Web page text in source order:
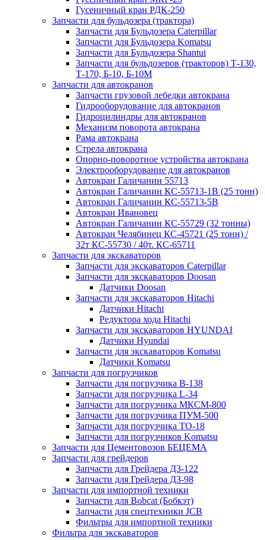
Гусеничный кран РДК-250
Запчасти для бульдозера (трактора)
Запчасти для Бульдозера Caterpillar
Запчасти для Бульдозера Komatsu
Запчасти для Бульдозера Shantui
Запчасти для бульдозеров (тракторов) Т-130,
Т-170, Б-10, Б-10М
Запчасти для автокранов
Запчасти грузовой лебедки автокрана
Гидрооборудование для автокранов
Гидроцилиндры для автокранов
Механизм поворота автокрана
Рама автокрана
Стрела автокрана
Опорно-поворотное устройства автокрана
Электрооборудование для автокранов
Автокран Галичанин 55713
Автокран Галичанин КС-55713-1В (25 тонн)
Автокран Галичанин КС-55713-5В
Автокран Ивановец
Автокран Галичанин КС-55729 (32 тонны)
Автокран Челябинец КС-45721 (25 тонн) /
32т КС-55730 / 40т. КС-65711
Запчасти для экскаваторов
Запчасти для экскаваторов Caterpillar
Запчасти для экскаваторов Doosan
Датчики Doosan
Запчасти для экскаваторов Hitachi
Датчики Hitachi
Редуктора хода Hitachi
Запчасти для экскаваторов HYUNDAI
Датчики Hyundai
Запчасти для экскаваторов Komatsu
Датчики Komatsu
Запчасти для погрузчиков
Запчасти для погрузчика B-138
Запчасти для погрузчика L-34
Запчасти для погрузчика МКСМ-800
Запчасти для погрузчика ПУМ-500
Запчасти для погрузчика ТО-18
Запчасти для погрузчиков Komatsu
Запчасти для Цементовозов БЕЦЕМА
Запчасти для грейдеров
Запчасти для Грейдера ДЗ-122
Запчасти для Грейдера ДЗ-98
Запчасти для импортной техники
Запчасти для Bobcat (Бобкэт)
Запчасти для спецтехники JCB
Фильтры для импортной техники
Фильтра для экскаваторов